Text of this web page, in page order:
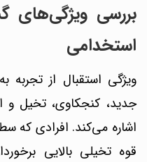
بررسی ویژگی‌های
استخدامی
ویژگی استقبال از تجربه
جدید، کنجکاوی، تخیل و
اشاره می‌کند. افرادی که
قوه تخیلی بالایی